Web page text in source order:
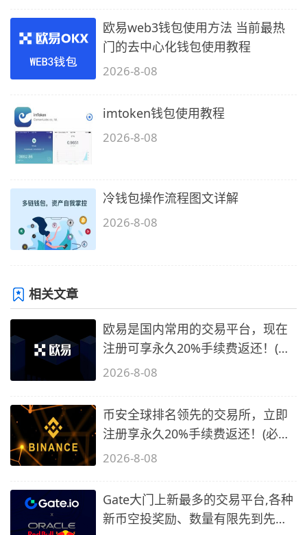
欧易web3钱包使用方法 当前最热
门的去中心化钱包使用教程
2026-8-08
imtoken钱包使用教程
2026-8-08
冷钱包操作流程图文详解
2026-8-08
相关文章
欧易是国内常用的交易平台，现在
注册可享永久20%手续费返还！(必
备1)
2026-8-08
币安全球排名领先的交易所，立即
注册享永久20%手续费返还！(必备
2)
2026-8-08
Gate大门上新最多的交易平台,各种
新币空投奖励、数量有限先到先